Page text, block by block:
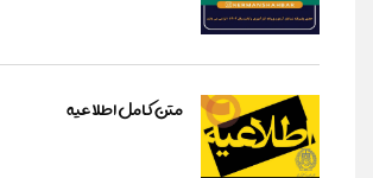
متن کامل اطلاعیه